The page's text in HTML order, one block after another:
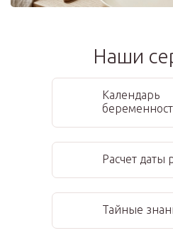
Наши
Календарь
Расчет даты
Тайные